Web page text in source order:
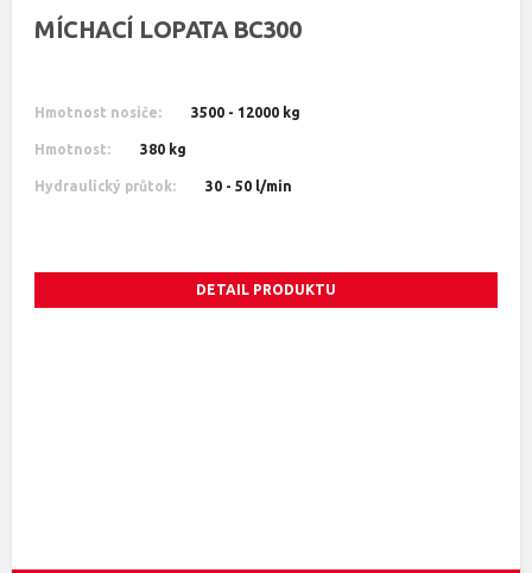
MÍCHACÍ LOPATA BC300
Hmotnost nosiče: 3500 - 12000 kg
Hmotnost: 380 kg
Hydraulický průtok: 30 - 50 l/min
DETAIL PRODUKTU